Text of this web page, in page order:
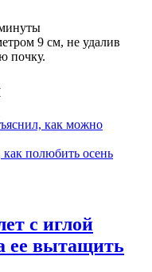
9 см, не удалив
почку.
как можно
как полюбить осень
с иглой
ее вытащить